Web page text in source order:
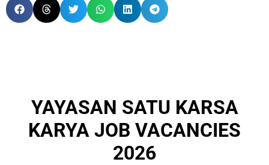
YAYASAN SATU KARSA
KARYA JOB VACANCIES
2026